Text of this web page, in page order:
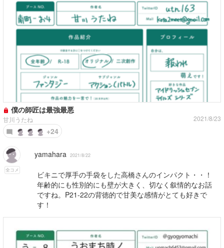
僕の師匠は最強最悪
甘川うたね 2021/8/23
+24
全コメ
yamahara 2021/8/22
ビキニで厚手の手袋をした高橋さんのインパクト・・！
年齢的にも性別的にも壁が大きく、切なく叙情的なお話
ですね。P21-22の背徳的で甘美な感情がとても好きで
す！